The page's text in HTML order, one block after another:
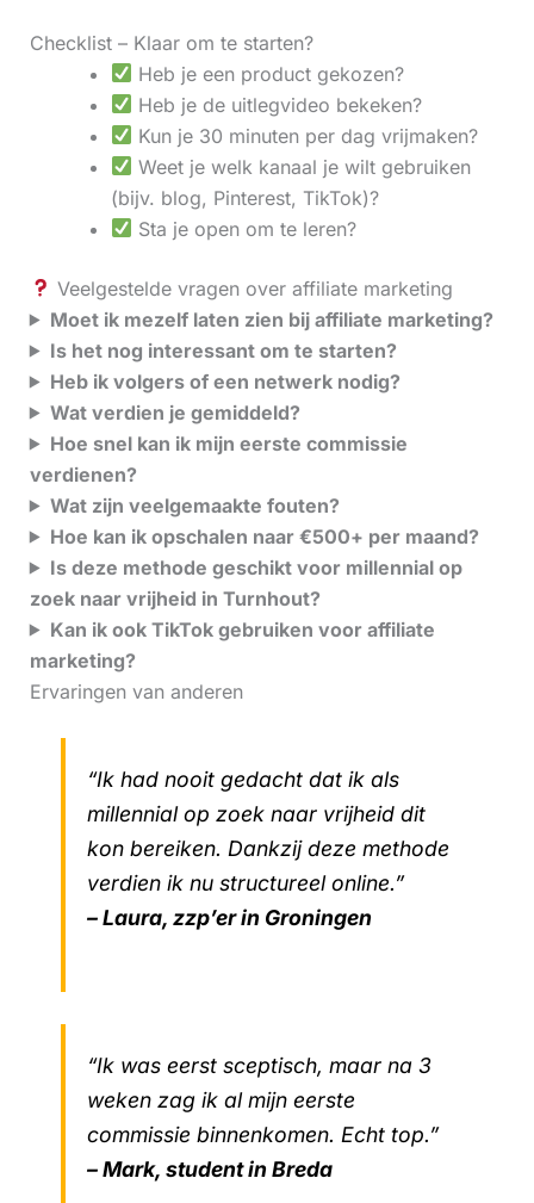
Checklist – Klaar om te starten?
Heb je een product gekozen?
Heb je de uitlegvideo bekeken?
Kun je 30 minuten per dag vrijmaken?
Weet je welk kanaal je wilt gebruiken
(bijv. blog, Pinterest, TikTok)?
Sta je open om te leren?
Veelgestelde vragen over affiliate marketing
Moet ik mezelf laten zien bij affiliate marketing?
Is het nog interessant om te starten?
Heb ik volgers of een netwerk nodig?
Wat verdien je gemiddeld?
Hoe snel kan ik mijn eerste commissie
verdienen?
Wat zijn veelgemaakte fouten?
Hoe kan ik opschalen naar €500+ per maand?
Is deze methode geschikt voor millennial op
zoek naar vrijheid in Turnhout?
Kan ik ook TikTok gebruiken voor affiliate
marketing?
Ervaringen van anderen
“Ik had nooit gedacht dat ik als
millennial op zoek naar vrijheid dit
kon bereiken. Dankzij deze methode
verdien ik nu structureel online.”
– Laura, zzp’er in Groningen
“Ik was eerst sceptisch, maar na 3
weken zag ik al mijn eerste
commissie binnenkomen. Echt top.”
– Mark, student in Breda